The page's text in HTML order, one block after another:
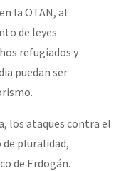
la OTAN, al
de leyes
refugiados y
puedan ser
los ataques contra el
pluralidad,
de Erdogán.